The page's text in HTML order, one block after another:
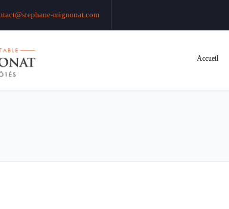
mignonat.com
Accueil